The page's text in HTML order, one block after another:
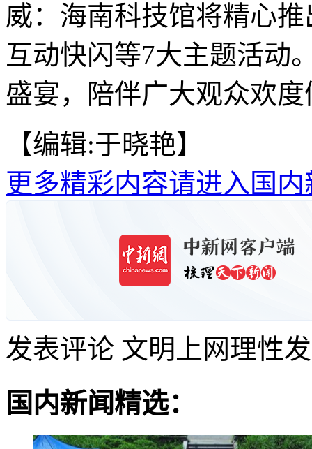
威：海南科技馆将精心
互动快闪等7大主题活动
盛宴，陪伴广大观众欢度
【编辑:于晓艳】
更多精彩内容请进入国内
发表评论 文明上网理性
国内新闻精选：